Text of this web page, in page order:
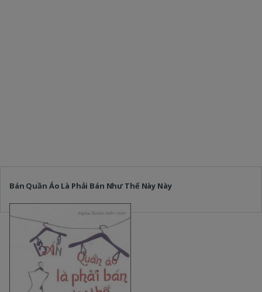
Bán Quần Áo Là Phải Bán Như Thế Này Này